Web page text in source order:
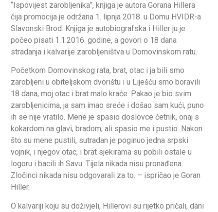
“Ispovijest zarobljenika”, knjiga je autora Gorana Hillera
čija promocija je održana 1. lipnja 2018. u Domu HVIDR-a
Slavonski Brod. Knjiga je autobiografska i Hiller ju je
počeo pisati 1.1.2016. godine, a govori o 18 dana
stradanja i kalvarije zarobljeništva u Domovinskom ratu.
Početkom Domovinskog rata, brat, otac i ja bili smo
zarobljeni u obiteljskom dvorištu i u Liješću smo boravili
18 dana, moj otac i brat malo kraće. Pakao je bio svim
zarobljenicima, ja sam imao sreće i došao sam kući, puno
ih se nije vratilo. Mene je spasio doslovce četnik, onaj s
kokardom na glavi, bradom, ali spasio me i pustio. Nakon
što su mene pustili, sutradan je poginuo jedna srpski
vojnik, i njegov otac, i brat sjekirama su pobili ostale u
logoru i bacili ih Savu. Tijela nikada nisu pronađena.
Zločinci nikada nisu odgovarali za to. – ispričao je Goran
Hiller.
O kalvariji koju su doživjeli, Hillerovi su rijetko pričali, dani